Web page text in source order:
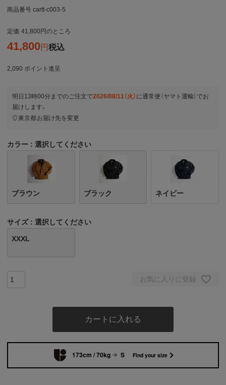
商品番号 cartt-c003-5
定価 41,800 のところ
41,800 税込
2,090 ポイント進呈
明日 13時00分 までのご注文で2026/08/11（火） に通常便（ヤマト運輸） でお
届けします。
東京都お届け先を変更
カラー 選択してください
ブラウン ブラック ネイビー
サイズ 選択してください
XXXL
お気に入りに登録
カートに入れる
173cm / 70kg S Find your size